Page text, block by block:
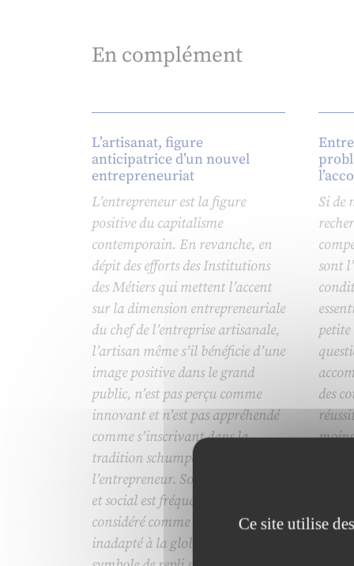
En complément
L’artisanat, figure
anticipatrice d’un nouvel
entrepreneuriat
L’entrepreneur est la figure
positive du capitalisme
contemporain. En revanche, en
dépit des efforts des Institutions
des Métiers qui mettent l’accent
sur la dimension entrepreneuriale
du chef de l’entreprise artisanale,
l’artisan même s’il bénéficie d’une
image positive dans le grand
public, n’est pas perçu comme
innovant et n’est pas appréhendé
comme s’inscrivant dans la
tradition schumpétérienne de
l’entrepreneur. Son ancrage local
et social est fréquemment
considéré comme passéiste et
inadapté à la globalisation,
Si de
sont
des
Ce site utilise